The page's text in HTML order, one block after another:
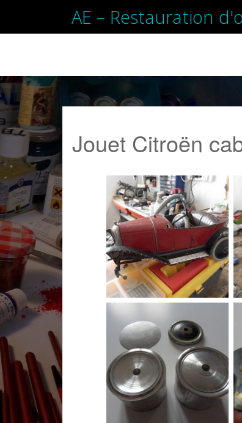
AE – Restauration
TO
Jouet Citroën